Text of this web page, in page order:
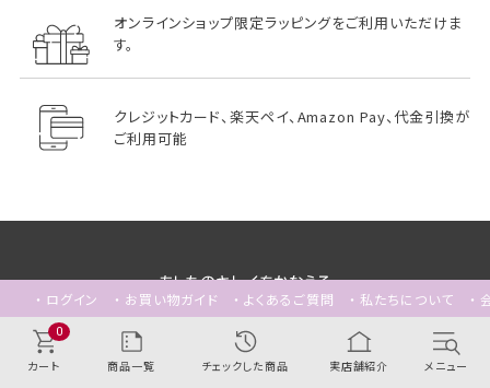
オンラインショップ限定ラッピングをご利用いただけま
す。
クレジットカード、楽天ペイ、Amazon Pay、代金引換が
ご利用可能
ログイン お買い物ガイド よくあるご質問 私たちについて
0